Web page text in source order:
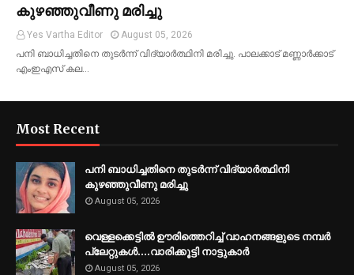
കുഴഞ്ഞുവീണു മരിച്ചു
Yes Vartha Editor
August 05, 2026
പനി ബാധിച്ചതിനെ തുടര്‍ന്ന് വിദ്യാര്‍ത്ഥിനി മരിച്ചു. പാലക്കാട് മണ്ണാര്‍ക്കാട്
എംഇഎസ് കല…
Most Recent
പനി ബാധിച്ചതിനെ തുടര്‍ന്ന് വിദ്യാര്‍ത്ഥിനി
കുഴഞ്ഞുവീണു മരിച്ചു
August 05, 2026
വെള്ളക്കെട്ടിൽ ഊരിത്തെറിച്ച് വാഹനങ്ങളുടെ നമ്പർ
പ്ലേറ്റുകൾ....വാരിക്കൂട്ടി നാട്ടുകാർ
August 05, 2026